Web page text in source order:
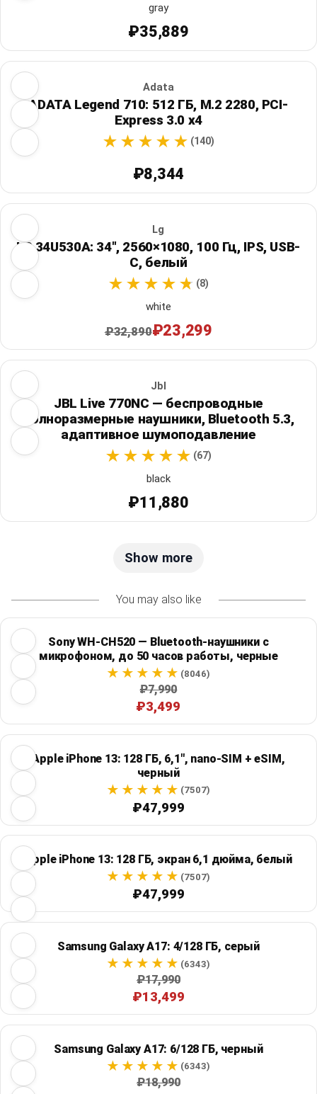
gray
₽35,889
Adata
ADATA Legend 710: 512 ГБ, M.2 2280, PCI-
Express 3.0 x4
(140)
₽8,344
Lg
LG 34U530A: 34", 2560×1080, 100 Гц, IPS, USB-
C, белый
(8)
white
₽32,890₽23,299
Jbl
JBL Live 770NC — беспроводные
полноразмерные наушники, Bluetooth 5.3,
адаптивное шумоподавление
(67)
black
₽11,880
Show more
You may also like
Sony WH-CH520 — Bluetooth-наушники с
микрофоном, до 50 часов работы, черные
(8046)
₽7,990
₽3,499
Apple iPhone 13: 128 ГБ, 6,1", nano-SIM + eSIM,
черный
(7507)
₽47,999
Apple iPhone 13: 128 ГБ, экран 6,1 дюйма, белый
(7507)
₽47,999
Samsung Galaxy A17: 4/128 ГБ, серый
(6343)
₽17,990
₽13,499
Samsung Galaxy A17: 6/128 ГБ, черный
(6343)
₽18,990